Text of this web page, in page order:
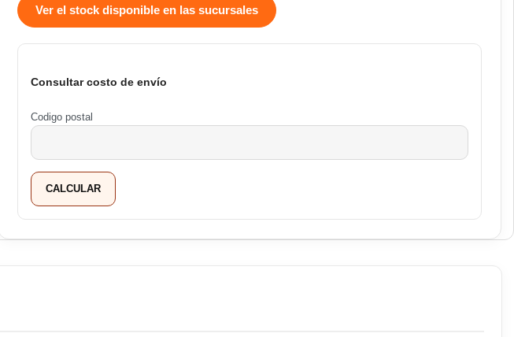
Ver el stock disponible en las sucursales
Consultar costo de envío
Codigo postal
CALCULAR